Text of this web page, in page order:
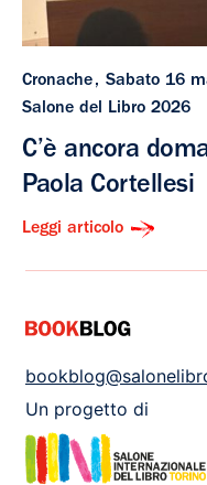
Cronache
Sabato 16
Salone del Libro 2026
C’è ancora
Paola Cortellesi
Leggi articolo
Un progetto di